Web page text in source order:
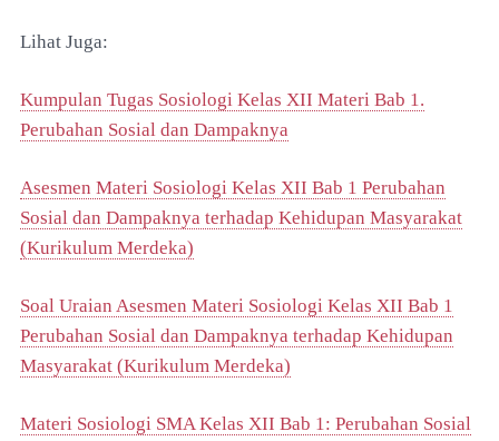
Lihat Juga:
Kumpulan Tugas Sosiologi Kelas XII Materi Bab 1.
Perubahan Sosial dan Dampaknya
Asesmen Materi Sosiologi Kelas XII Bab 1 Perubahan
Sosial dan Dampaknya terhadap Kehidupan Masyarakat
(Kurikulum Merdeka)
Soal Uraian Asesmen Materi Sosiologi Kelas XII Bab 1
Perubahan Sosial dan Dampaknya terhadap Kehidupan
Masyarakat (Kurikulum Merdeka)
Materi Sosiologi SMA Kelas XII Bab 1: Perubahan Sosial